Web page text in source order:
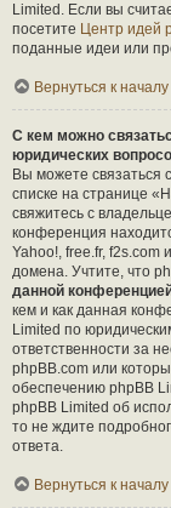
Limited. Если вы
посетите Центр идей
поданные идеи или
Вернуться к началу
С кем можно
юридических
Вы можете связаться
списке на странице
свяжитесь с
конференция
Yahoo!, free.fr, f2s.com
домена. Учтите, что
данной
кем и как данная
Limited по
ответственности за
phpBB.com или
обеспечению phpBB
phpBB Limited об
то не ждите
ответа.
Вернуться к началу